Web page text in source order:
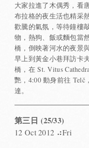
大家拉進了木偶秀，看
布拉格的夜生活也精采
歡騰的氣氛，等待鐘樓
物，熱狗、飯或麵包當
橋，倒映著河水的夜景
早上到黃金小巷拜訪卡
橋，在 St. Vitus
艷，4:00 動身前往 Telč
達。
第三日 (25/33)
12 Oct 2012 ⠴Fri